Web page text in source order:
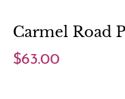
Carmel Road
$63.00